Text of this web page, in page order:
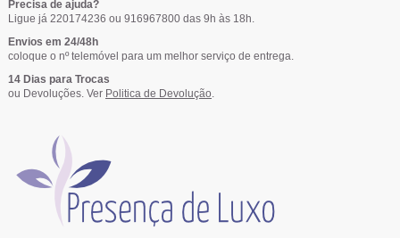
Precisa de ajuda?
Ligue já 220174236 ou 916967800 das 9h às 18h.
Envios em 24/48h
coloque o nº telemóvel para um melhor serviço de entrega.
14 Dias para Trocas
ou Devoluções. Ver Politica de Devolução.